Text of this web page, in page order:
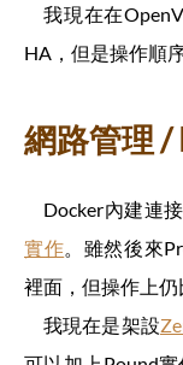
我現在在
HA，但是操作順
網路管理 /
Docker內建連
實作。雖然後來
裡面，但操作上仍
我現在是架設